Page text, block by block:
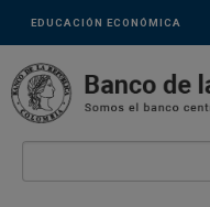
Pasar al contenido principal
Links
secundarios
EDUCACIÓN ECONÓMICA